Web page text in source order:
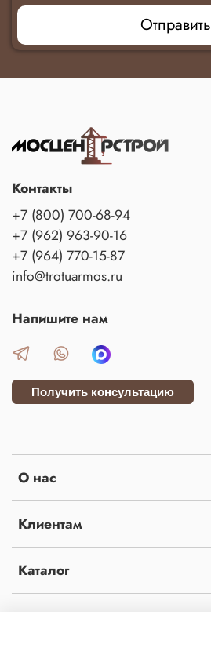
Отправить
О нас
Клиентам
Каталог
Контакты
+7 (800) 700-68-94
+7 (962) 963-90-16
+7 (964) 770-15-87
info@trotuarmos.ru
Напишите нам
Получить консультацию